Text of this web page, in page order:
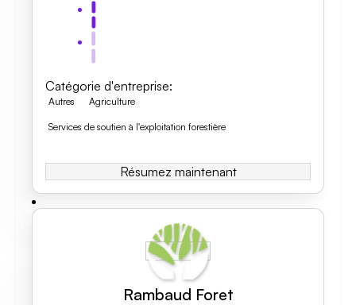
Catégorie d'entreprise:
Autres Agriculture
Services de soutien à l'exploitation forestière
Résumez maintenant
Rambaud Foret